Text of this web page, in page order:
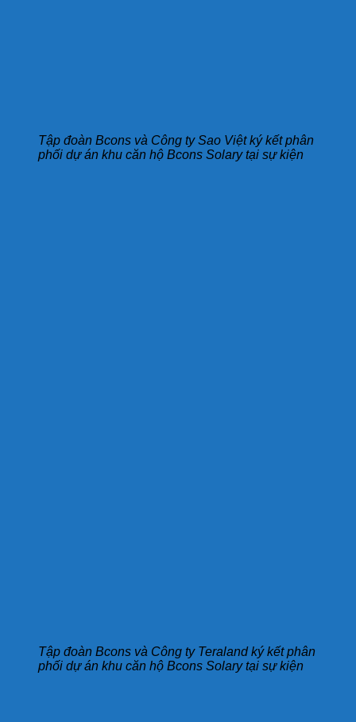
Tập đoàn Bcons và Công ty Sao Việt ký kết phân
phối dự án khu căn hộ Bcons Solary tại sự kiện
Tập đoàn Bcons và Công ty Teraland ký kết phân
phối dự án khu căn hộ Bcons Solary tại sự kiện